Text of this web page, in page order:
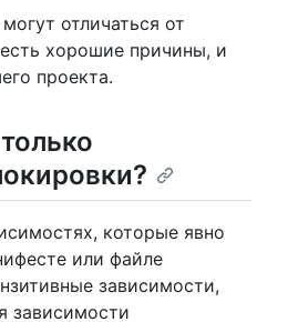
отличаться от
хорошие причины, и
проекта.
которые явно
или файле
зависимости,
зависимости